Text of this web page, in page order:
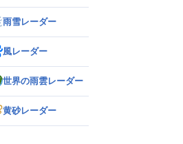
雨雪レーダー
風レーダー
世界の雨雲レーダー
黄砂レーダー